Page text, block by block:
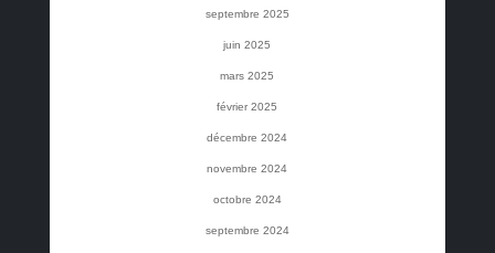
septembre 2025
juin 2025
mars 2025
février 2025
décembre 2024
novembre 2024
octobre 2024
septembre 2024